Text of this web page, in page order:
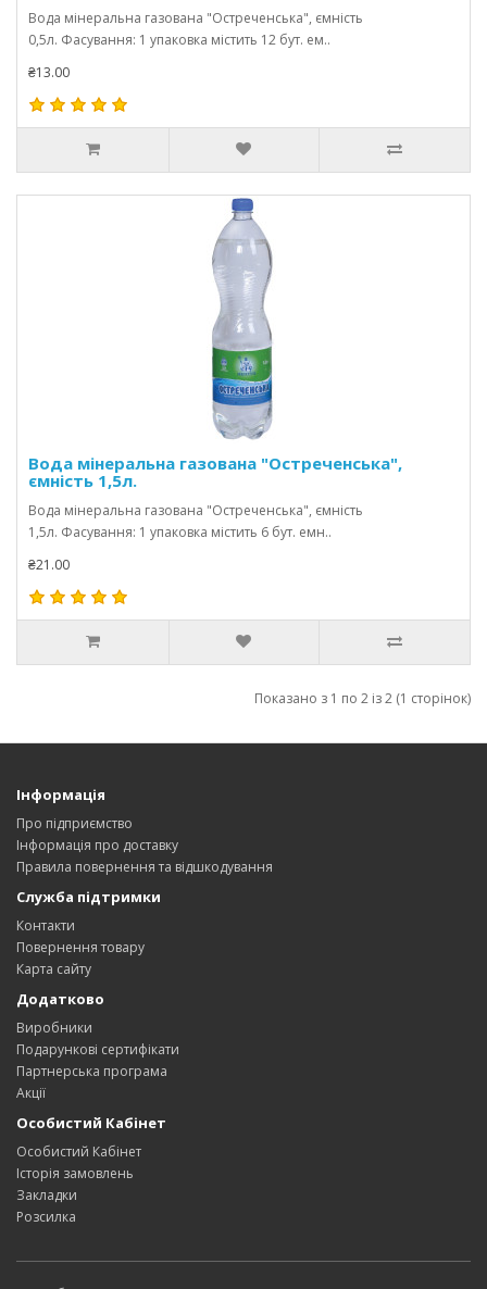
Вода мінеральна газована "Остреченська", ємність
0,5л. Фасування: 1 упаковка містить 12 бут. ем..
₴13.00
Вода мінеральна газована "Остреченська",
ємність 1,5л.
Вода мінеральна газована "Остреченська", ємність
1,5л. Фасування: 1 упаковка містить 6 бут. емн..
₴21.00
Показано з 1 по 2 із 2 (1 сторінок)
Інформація
Про підприємство
Інформація про доставку
Правила повернення та відшкодування
Служба підтримки
Контакти
Повернення товару
Карта сайту
Додатково
Виробники
Подарункові сертифікати
Партнерська програма
Акції
Особистий Кабінет
Особистий Кабінет
Історія замовлень
Закладки
Розсилка